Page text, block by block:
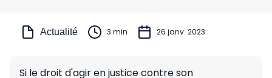
Actualité 3 min 26 janv. 2023
Si le droit d'agir en justice contre son